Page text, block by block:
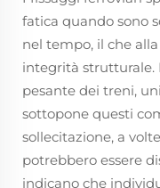
fatica quando sono
nel tempo, il che
integrità strutturale.
pesante dei treni,
sottopone questi
sollecitazione, a
potrebbero essere
indicano che